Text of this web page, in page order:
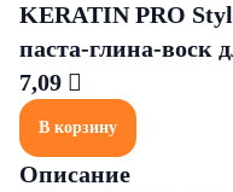
KERATIN PRO
паста-глина-воск
7,09 
В корзину
Описание